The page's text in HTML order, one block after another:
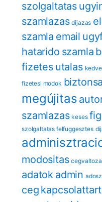
szolgaltatas
szamlazas dijazas
szamla email
hatarido szamla
fizetes utalas
fizetesi modok
megújitas
szamlazas keses
szolgaltatas felfuggesztes
modositas
adatok admin
ceg